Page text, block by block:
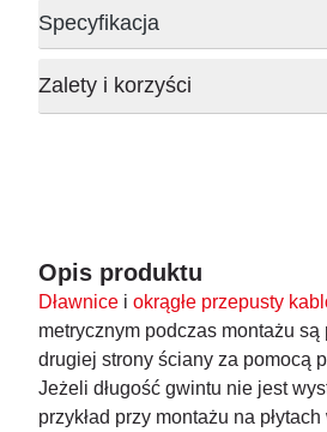
Specyfikacja
Zalety i korzyści
Opis produktu
Dławnice i okrągłe przepusty
metrycznym podczas montażu są
drugiej strony ściany za pomocą
Jeżeli długość gwintu nie jest
przykład przy montażu na